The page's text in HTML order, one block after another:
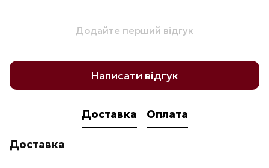
Додайте перший відгук
Написати відгук
Доставка Оплата
Доставка